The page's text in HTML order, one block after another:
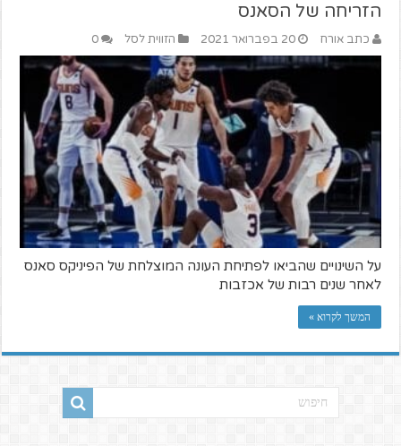
הזריחה של הסאנס
כתב אורח 20 בפברואר 2021 הזווית לסל 0
על השינויים שהביאו לפתיחת העונה המוצלחת של הפיניקס סאנס
לאחר שנים רבות של אכזבות
המשך לקרוא »